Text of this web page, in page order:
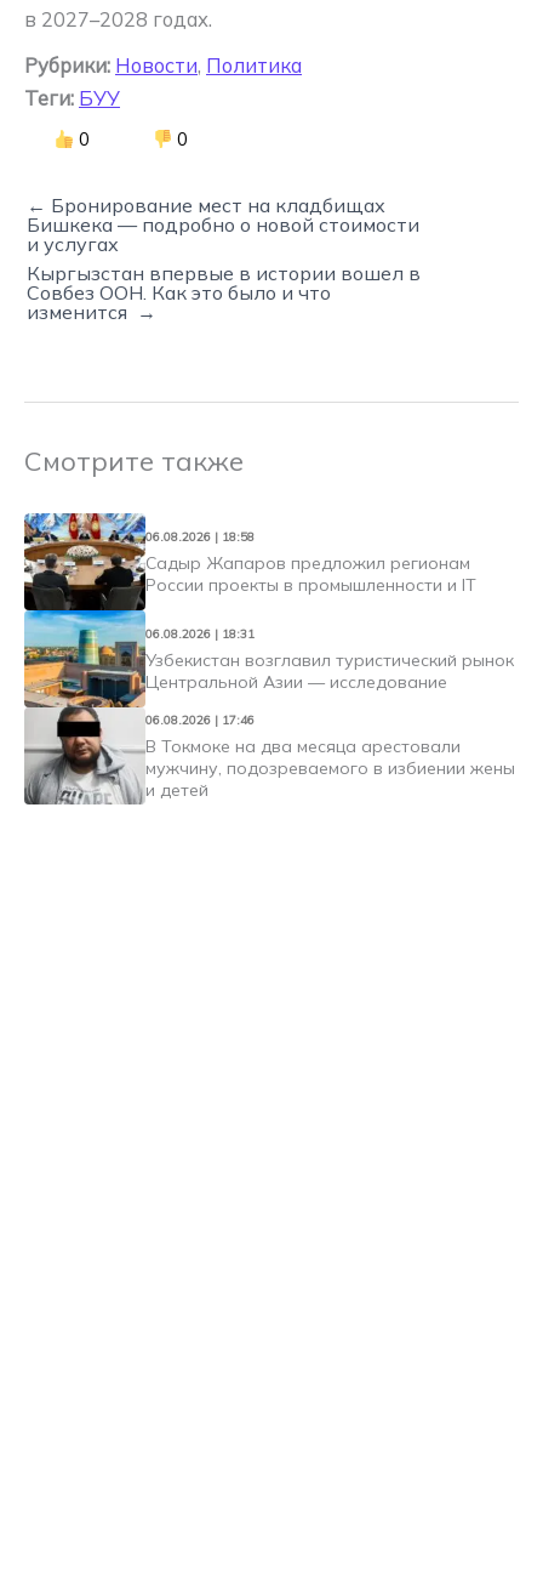
в 2027–2028 годах.
Рубрики: Новости, Политика
Теги: БУУ
0 0
← Бронирование мест на кладбищах
Бишкека — подробно о новой стоимости
и услугах
Кыргызстан впервые в истории вошел в
Совбез ООН. Как это было и что
изменится →
Смотрите также
06.08.2026 | 18:58
Садыр Жапаров предложил регионам
России проекты в промышленности и IT
06.08.2026 | 18:31
Узбекистан возглавил туристический рынок
Центральной Азии — исследование
06.08.2026 | 17:46
В Токмоке на два месяца арестовали
мужчину, подозреваемого в избиении жены
и детей